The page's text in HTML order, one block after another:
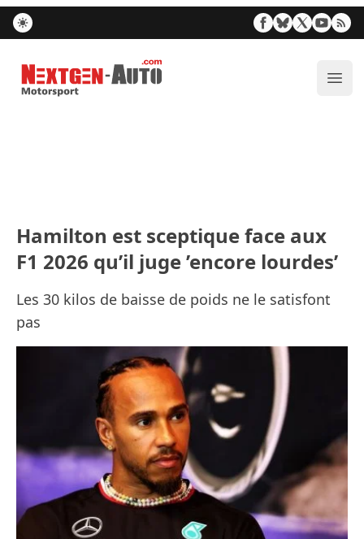
Nextgen-Auto.com
Hamilton est sceptique face aux
F1 2026 qu’il juge ’encore lourdes’
Les 30 kilos de baisse de poids ne le satisfont
pas